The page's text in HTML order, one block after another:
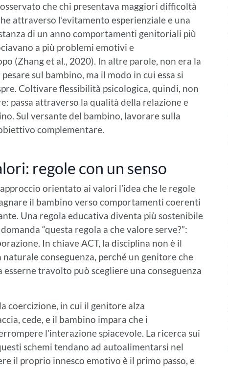
che chi presentava maggiori difficoltà
attraverso l’evitamento esperienziale e una
di un anno comportamenti genitoriali più
a più problemi emotivi e
(Zhang et al., 2020). In altre parole, non era la
sul bambino, ma il modo in cui essa si
Coltivare flessibilità psicologica, quindi, non
passa attraverso la qualità della relazione e
Sul versante del bambino, lavorare sulla
complementare.
regole con un senso
orientato ai valori l’idea che le regole
il bambino verso comportamenti coerenti
Una regola educativa diventa più sostenibile
“questa regola a che valore serve?”:
In chiave ACT, la disciplina non è il
conseguenza, perché un genitore che
travolto può scegliere una conseguenza
coercizione, in cui il genitore alza
cede, e il bambino impara che i
l’interazione spiacevole. La ricerca sui
schemi tendano ad autoalimentarsi nel
il proprio innesco emotivo è il primo passo, e